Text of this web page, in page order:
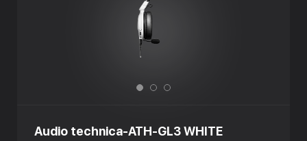
Audio technica-ATH-GL3 WHITE